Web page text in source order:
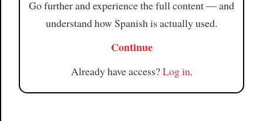
Go further and experience the full content — and
understand how Spanish is actually used.
Continue
Already have access?Log in.